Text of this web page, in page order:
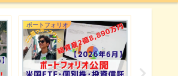
ポートフォリオ